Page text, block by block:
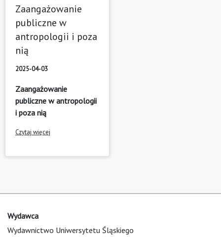
Zaangażowanie
publiczne w
antropologii i poza
nią
2025-04-03
Zaangażowanie
publiczne w antropologii
i poza nią
Czytaj więcej
Wydawca
Wydawnictwo Uniwersytetu Śląskiego